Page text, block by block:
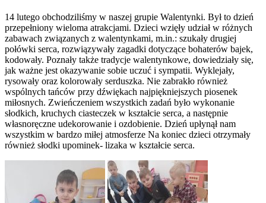
14 lutego obchodziliśmy w naszej grupie Walentynki. Był to dzień
przepełniony wieloma atrakcjami. Dzieci wzięły udział w różnych
zabawach związanych z walentynkami, m.in.: szukały drugiej
połówki serca, rozwiązywały zagadki dotyczące bohaterów bajek,
kodowały. Poznały także tradycje walentynkowe, dowiedziały się,
jak ważne jest okazywanie sobie uczuć i sympatii. Wyklejały,
rysowały oraz kolorowały serduszka. Nie zabrakło również
wspólnych tańców przy dźwiękach najpiękniejszych piosenek
miłosnych. Zwieńczeniem wszystkich zadań było wykonanie
słodkich, kruchych ciasteczek w kształcie serca, a następnie
własnoręczne udekorowanie i ozdobienie. Dzień upłynął nam
wszystkim w bardzo miłej atmosferze Na koniec dzieci otrzymały
również słodki upominek- lizaka w kształcie serca.